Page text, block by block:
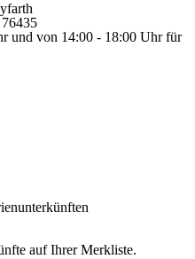
und von 14:00 - 18:00 Uhr für
auf Ihrer Merkliste.